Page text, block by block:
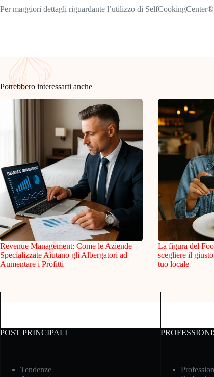
Per maggiori dettagli riguardante l’utilizzo di
Potrebbero interessarti anche
Revenue Management: Come le Aziende
Specializzate Aiutano gli Albergatori ad
Aumentare i Profitti
La figura del
scegliere il
tuo locale
POST PRINCIPALI
Tendenze